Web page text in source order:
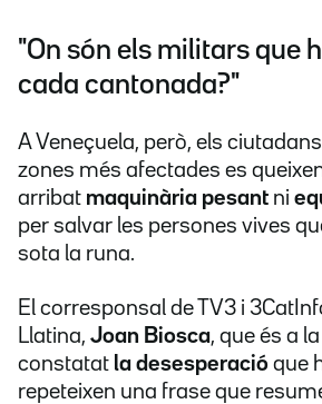
"On són els militars que
cada cantonada?"
A Veneçuela, però, els
zones més afectades es
arribat maquinària pesant ni
per salvar les persones vives
sota la runa.
El corresponsal de TV3 i
Llatina, Joan Biosca, que és a
constatat la desesperació que
repeteixen una frase que